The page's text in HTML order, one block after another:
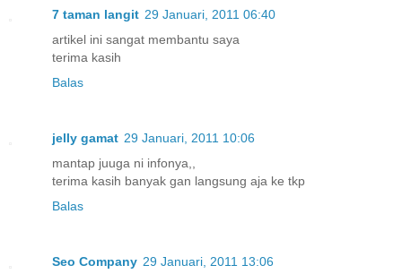
7 taman langit 29 Januari, 2011 06:40
artikel ini sangat membantu saya
terima kasih
Balas
jelly gamat 29 Januari, 2011 10:06
mantap juuga ni infonya,,
terima kasih banyak gan langsung aja ke tkp
Balas
Seo Company 29 Januari, 2011 13:06